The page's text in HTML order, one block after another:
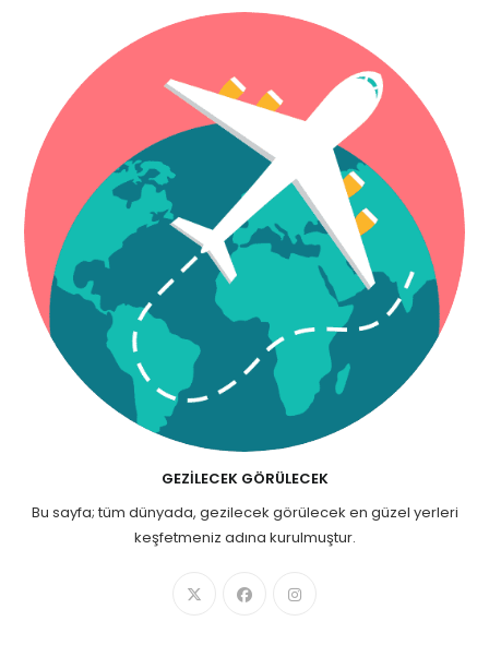
GEZILECEK GÖRÜLECEK
Bu sayfa; tüm dünyada, gezilecek görülecek en güzel yerleri
keşfetmeniz adına kurulmuştur.